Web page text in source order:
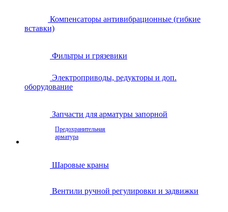
Компенсаторы антивибрационные (гибкие
вставки)
Фильтры и грязевики
Электроприводы, редукторы и доп.
оборудование
Запчасти для арматуры запорной
Предохранительная
арматура
Шаровые краны
Вентили ручной регулировки и задвижки